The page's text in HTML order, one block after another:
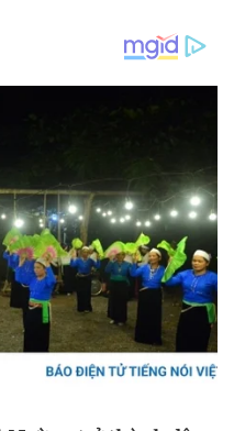
Quân sự - Quốc phòng
Vũ khí
Việt Nam
Phân tích